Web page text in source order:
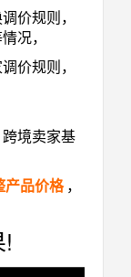
价规则，
况，
价规则，
境卖家基
产品价格 ，